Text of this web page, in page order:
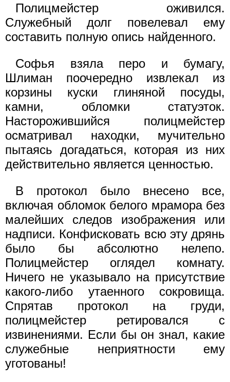
Полицмейстер оживился.
Служебный долг повелевал ему
составить полную опись найденного.
Софья взяла перо и бумагу,
Шлиман поочередно извлекал из
корзины куски глиняной посуды,
камни, обломки статуэток.
Насторожившийся полицмейстер
осматривал находки, мучительно
пытаясь догадаться, которая из них
действительно является ценностью.
В протокол было внесено все,
включая обломок белого мрамора без
малейших следов изображения или
надписи. Конфисковать всю эту дрянь
было бы абсолютно нелепо.
Полицмейстер оглядел комнату.
Ничего не указывало на присутствие
какого-либо утаенного сокровища.
Спрятав протокол на груди,
полицмейстер ретировался с
извинениями. Если бы он знал, какие
служебные неприятности ему
уготованы!